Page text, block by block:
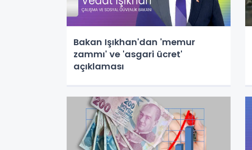
Bakan Işıkhan'dan 'memur
zammı' ve 'asgari ücret'
açıklaması